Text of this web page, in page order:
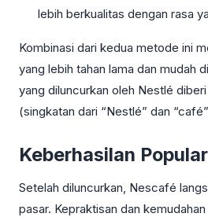
lebih berkualitas dengan rasa
Kombinasi dari kedua metode ini
yang lebih tahan lama dan mudah
yang diluncurkan oleh Nestlé
(singkatan dari “Nestlé” dan
Keberhasilan
Setelah diluncurkan, Nescafé
pasar. Kepraktisan dan